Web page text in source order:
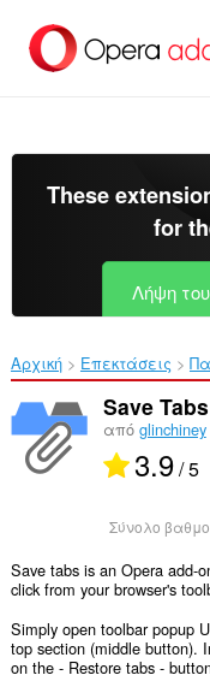
στο
κύριο
These
for
Λήψη
Αρχική Επεκτάσεις
Save Tabs
από glinchiney
3.9/ 5
Σύνολο
Save tabs is an Opera add-
click from your browser's
Simply open toolbar popup
top section (middle button).
on the - Restore tabs -